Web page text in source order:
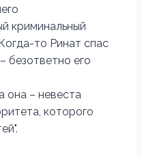
криминальный
то Ринат спас
безответно его
она – невеста
которого